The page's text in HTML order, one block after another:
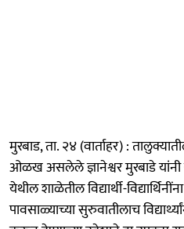
मुरबाड, ता. २४ (वार्ताहर) :
ओळख असलेले ज्ञानेश्वर मुरबाडे
येथील शाळेतील विद्यार्थी-
पावसाळ्याच्या सुरुवातीलाच